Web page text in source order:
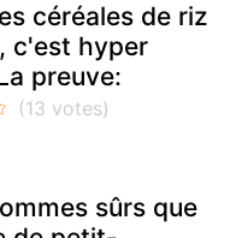
céréales de riz
c'est hyper
preuve:
sûrs que